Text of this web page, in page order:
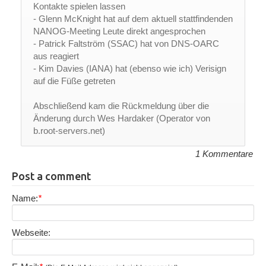
Kontakte spielen lassen
- Glenn McKnight hat auf dem aktuell stattfindenden
NANOG-Meeting Leute direkt angesprochen
- Patrick Faltström (SSAC) hat von DNS-OARC
aus reagiert
- Kim Davies (IANA) hat (ebenso wie ich) Verisign
auf die Füße getreten
Abschließend kam die Rückmeldung über die
Änderung durch Wes Hardaker (Operator von
b.root-servers.net)
1 Kommentare
Post a comment
Name:*
Webseite: